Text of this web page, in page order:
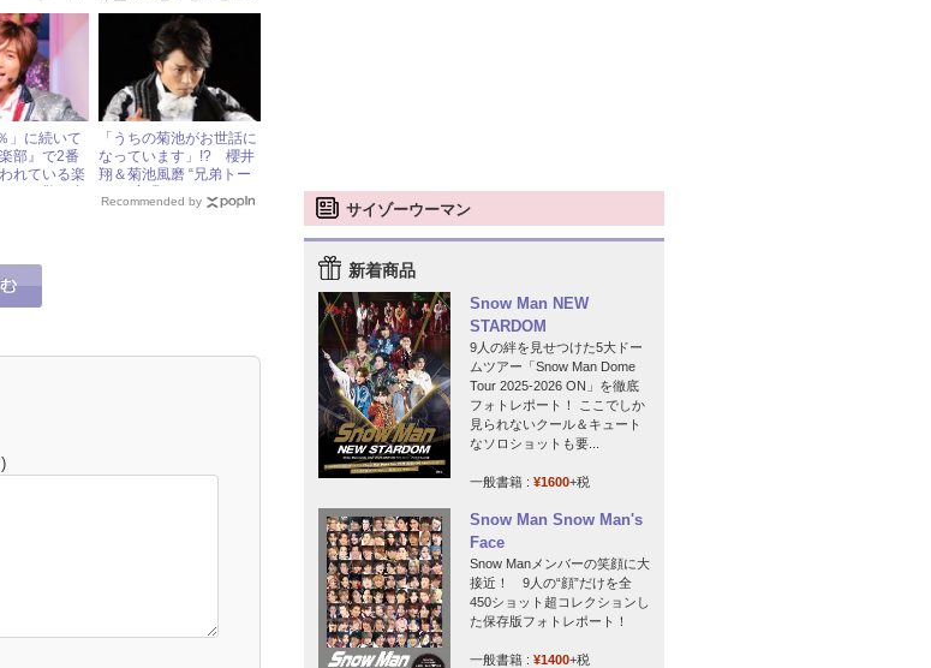
ャニーズアイドル出演情
」に続いて
部』で2番
れている楽
「うちの菊池がお世話に
なっています」!? 櫻井
翔＆菊池風磨 “兄弟トー
Recommended by サイゾーウーマン
新着商品
Snow Man NEW
STARDOM
9人の絆を見せつけた5大ドー
ムツアー「Snow Man Dome
Tour 2025-2026 ON」を徹底
フォトレポート！ ここでしか
見られないクール＆キュート
なソロショットも要...
一般書籍 : ¥1600+税
Snow Man Snow Man's
Face
Snow Manメンバーの笑顔に大
接近！ 9人の“顔”だけを全
450ショット超コレクションし
た保存版フォトレポート！
一般書籍 : ¥1400+税